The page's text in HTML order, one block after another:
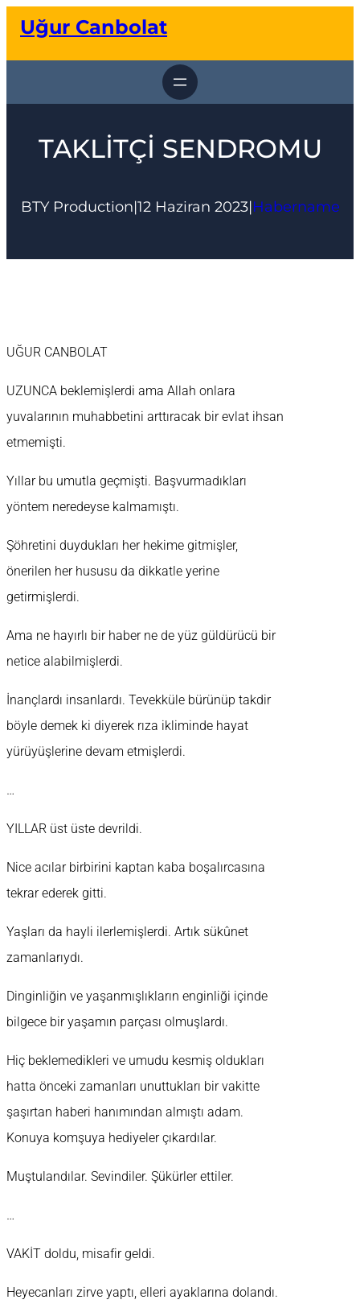
geçUğur Canbolat
TAKLİTÇİ SENDROMU
BTY Production|12 Haziran 2023|Habername
UĞUR CANBOLAT
UZUNCA beklemişlerdi ama Allah onlara
yuvalarının muhabbetini arttıracak bir evlat ihsan
etmemişti.
Yıllar bu umutla geçmişti. Başvurmadıkları
yöntem neredeyse kalmamıştı.
Şöhretini duydukları her hekime gitmişler,
önerilen her hususu da dikkatle yerine
getirmişlerdi.
Ama ne hayırlı bir haber ne de yüz güldürücü bir
netice alabilmişlerdi.
İnançlardı insanlardı. Tevekküle bürünüp takdir
böyle demek ki diyerek rıza ikliminde hayat
yürüyüşlerine devam etmişlerdi.
…
YILLAR üst üste devrildi.
Nice acılar birbirini kaptan kaba boşalırcasına
tekrar ederek gitti.
Yaşları da hayli ilerlemişlerdi. Artık sükûnet
zamanlarıydı.
Dinginliğin ve yaşanmışlıkların enginliği içinde
bilgece bir yaşamın parçası olmuşlardı.
Hiç beklemedikleri ve umudu kesmiş oldukları
hatta önceki zamanları unuttukları bir vakitte
şaşırtan haberi hanımından almıştı adam.
Konuya komşuya hediyeler çıkardılar.
Muştulandılar. Sevindiler. Şükürler ettiler.
…
VAKİT doldu, misafir geldi.
Heyecanları zirve yaptı, elleri ayaklarına dolandı.